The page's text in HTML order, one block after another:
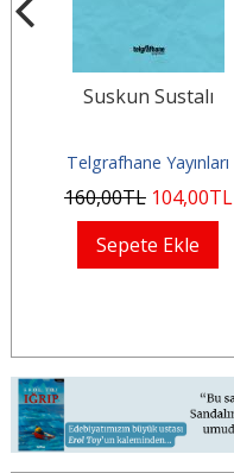
Suskun Sustalı
Telgrafhane Yayınları
160,00TL 104,00TL
Sepete Ekle